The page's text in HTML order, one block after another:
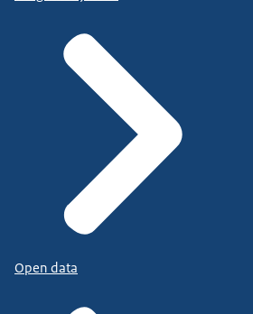
Open data